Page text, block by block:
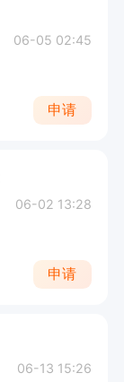
06-05 02:45
申请
06-02 13:28
申请
06-13 15:26